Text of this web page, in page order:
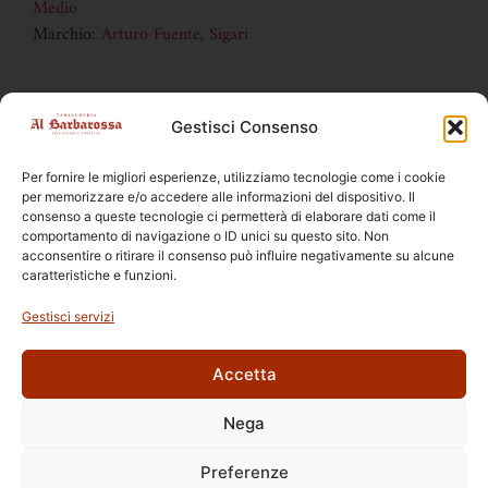
Gestisci Consenso
Per fornire le migliori esperienze, utilizziamo tecnologie come i cookie
per memorizzare e/o accedere alle informazioni del dispositivo. Il
consenso a queste tecnologie ci permetterà di elaborare dati come il
comportamento di navigazione o ID unici su questo sito. Non
acconsentire o ritirare il consenso può influire negativamente su alcune
caratteristiche e funzioni.
Gestisci servizi
Accetta
Nega
Preferenze
Medio
Marchio: Arturo Fuente, Sigari
la vendita online è vietata ai sensi della legge 19 DL 6/2016
C.so E. Archinti, 1 - 26900 Lodi